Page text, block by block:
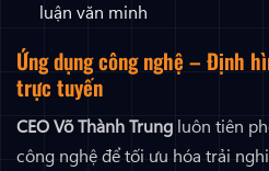
luận văn minh
Ứng dụng công nghệ – Định
trực tuyến
CEO Võ Thành Trung luôn tiên
công nghệ để tối ưu hóa trải